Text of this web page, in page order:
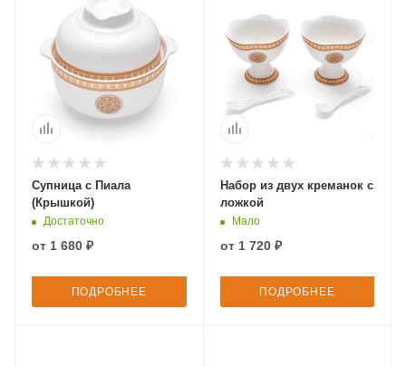
Супница с Пиала
(Крышкой)
Достаточно
от 1 680 ₽
ПОДРОБНЕЕ
Набор из двух креманок с
ложкой
Мало
от 1 720 ₽
ПОДРОБНЕЕ